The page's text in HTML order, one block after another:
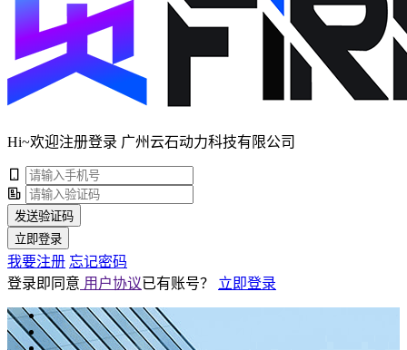
Hi~欢迎注册登录 广州云石动力科技有限公司
发送验证码
立即登录
我要注册 忘记密码
登录即同意 用户协议已有账号？ 立即登录